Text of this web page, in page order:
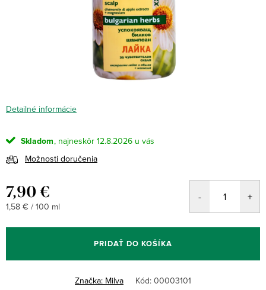
Detailné informácie
Skladom
12.8.2026
Možnosti doručenia
7,90 €
Jednotková
1,58 € / 100 ml
PRIDAŤ DO KOŠÍKA
Značka: Milva Kód: 00003101